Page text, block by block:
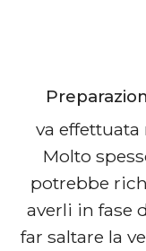
va effettuata
Molto
potrebbe
averli in fase
far saltare la